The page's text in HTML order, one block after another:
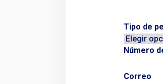
Tipo de
Número
Correo